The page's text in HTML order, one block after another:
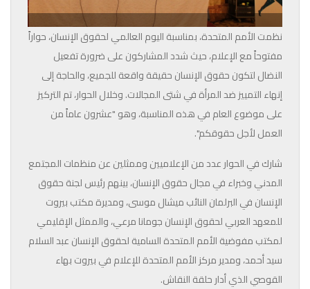
نظمت الأمم المتحدة، بمناسبة اليوم العالمي لحقوق الإنسان، حواراً
مفتوحاً مع الإعلام، حيث شدد المشاركون على ضرورة تفعيل
النضال لتكون حقوق الإنسان حقيقة واقعة للجميع، والحاجة إلى
إنهاء التمييز ضد المرأة في شتى المجالات. وخلال الحوار، تم التركيز
على موضوع العام في هذه المناسبة، وهو "عشرون عاماً من
العمل لأجل حقوقكم".
شارك في الحوار عدد من الإعلاميين وممثلين عن منظمات المجتمع
المدني وخبراء في مجال حقوق الإنسان، بينهم رئيس لجنة حقوق
الإنسان في البرلمان النائب ميشال موسى، ومديرة مكتب بيروت
للمعهد العربي لحقوق الإنسان جومانا مرعي، والممثل الإقليمي
لمكتب مفوضية الأمم المتحدة السامية لحقوق الإنسان عبد السلام
سيد أحمد، ومدير مركز الأمم المتحدة للإعلام في بيروت بهاء
القوصي الذي أدار حلقة النقاش.